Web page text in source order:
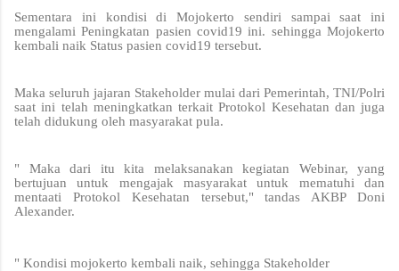
Sementara ini kondisi di Mojokerto sendiri sampai saat ini
mengalami Peningkatan pasien covid19 ini. sehingga Mojokerto
kembali naik Status pasien covid19 tersebut.
Maka seluruh jajaran Stakeholder mulai dari Pemerintah, TNI/Polri
saat ini telah meningkatkan terkait Protokol Kesehatan dan juga
telah didukung oleh masyarakat pula.
" Maka dari itu kita melaksanakan kegiatan Webinar, yang
bertujuan untuk mengajak masyarakat untuk mematuhi dan
mentaati Protokol Kesehatan tersebut," tandas AKBP Doni
Alexander.
" Kondisi mojokerto kembali naik, sehingga Stakeholder